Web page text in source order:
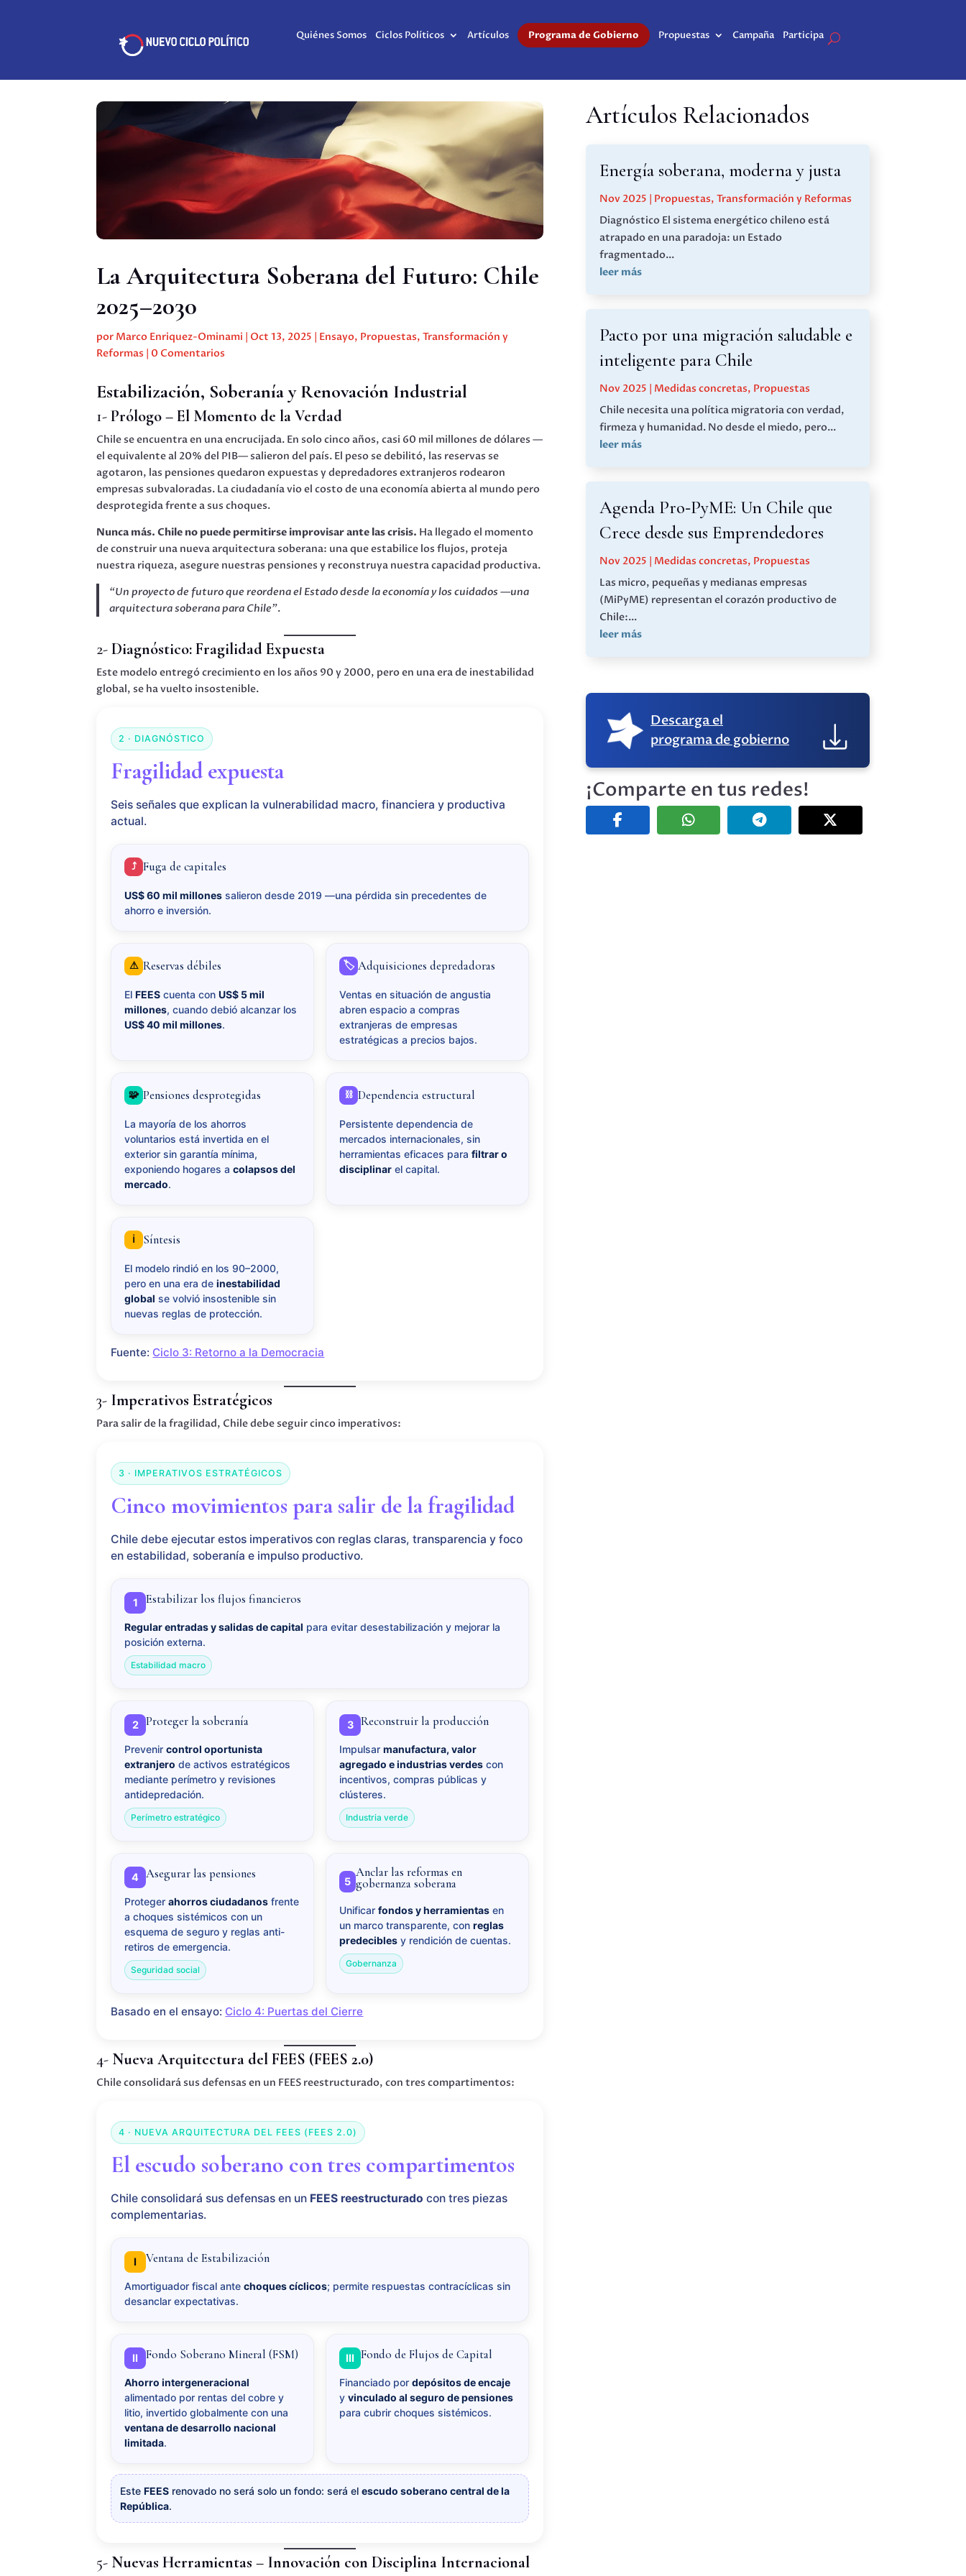
Quiénes Somos Ciclos Políticos Artículos Programa de Gobierno Propuestas Campaña Participa
La Arquitectura Soberana del Futuro: Chile
2025–2030
por Marco Enriquez-Ominami | Oct 13, 2025 | Ensayo, Propuestas,Transformación y
Reformas | 0 Comentarios
Estabilización, Soberanía y Renovación Industrial
1-Prólogo – El Momento de la Verdad
Chile se encuentra en una encrucijada. En solo cinco años, casi 60 mil millones de dólares —
el equivalente al 20% del PIB— salieron del país. El peso se debilitó, las reservas se
agotaron, las pensiones quedaron expuestas y depredadores extranjeros rodearon
empresas subvaloradas. La ciudadanía vio el costo de una economía abierta al mundo pero
desprotegida frente a sus choques.
Nunca más. Chile no puede permitirse improvisar ante las crisis. Ha llegado el momento
de construir una nueva arquitectura soberana: una que estabilice los flujos, proteja
nuestra riqueza, asegure nuestras pensiones y reconstruya nuestra capacidad productiva.
“Un proyecto de futuro que reordena el Estado desde la economía y los cuidados —una
arquitectura soberana para Chile”.
2-Diagnóstico: Fragilidad Expuesta
Este modelo entregó crecimiento en los años 90 y 2000, pero en una era de inestabilidad
global, se ha vuelto insostenible.
2 · DIAGNÓSTICO
Fragilidad expuesta
Seis señales que explican la vulnerabilidad macro, financiera y productiva
actual.
⤴︎ Fuga de capitales
US$ 60 mil millones salieron desde 2019 —una pérdida sin precedentes de
ahorro e inversión.
⚠︎ Reservas débiles
ElFEES cuenta conUS$ 5 mil
millones, cuando debió alcanzar los
US$ 40 mil millones.
🏷️ Adquisiciones depredadoras
Ventas en situación de angustia
abren espacio a compras
extranjeras de empresas
estratégicas a precios bajos.
🧩 Pensiones desprotegidas
La mayoría de los ahorros
voluntarios está invertida en el
exterior sin garantía mínima,
exponiendo hogares acolapsos del
mercado.
⛓️ Dependencia estructural
Persistente dependencia de
mercados internacionales, sin
herramientas eficaces parafiltrar o
disciplinar el capital.
ℹ︎ Síntesis
El modelo rindió en los 90–2000,
pero en una era deinestabilidad
global se volvió insostenible sin
nuevas reglas de protección.
Fuente: Ciclo 3: Retorno a la Democracia
3- Imperativos Estratégicos
Para salir de la fragilidad, Chile debe seguir cinco imperativos:
3 · IMPERATIVOS ESTRATÉGICOS
Cinco movimientos para salir de la fragilidad
Chile debe ejecutar estos imperativos con reglas claras, transparencia y foco
en estabilidad, soberanía e impulso productivo.
1 Estabilizar los flujos financieros
Regular entradas y salidas de capital para evitar desestabilización y mejorar la
posición externa.
Estabilidad macro
2 Proteger la soberanía
Prevenircontrol oportunista
extranjero de activos estratégicos
mediante perímetro y revisiones
antidepredación.
Perímetro estratégico
3 Reconstruir la producción
Impulsarmanufactura, valor
agregado e industrias verdes con
incentivos, compras públicas y
clústeres.
Industria verde
4 Asegurar las pensiones
Protegerahorros ciudadanos frente
a choques sistémicos con un
esquema de seguro y reglas anti-
retiros de emergencia.
Seguridad social
5
Anclar las reformas en
gobernanza soberana
Unificarfondos y herramientas en
un marco transparente, conreglas
predecibles y rendición de cuentas.
Gobernanza
Basado en el ensayo: Ciclo 4: Puertas del Cierre
4- Nueva Arquitectura del FEES (FEES 2.0)
Chile consolidará sus defensas en un FEES reestructurado, con tres compartimentos:
4 · NUEVA ARQUITECTURA DEL FEES (FEES 2.0)
El escudo soberano con tres compartimentos
Chile consolidará sus defensas en un FEES reestructurado con tres piezas
complementarias.
I Ventana de Estabilización
Amortiguador fiscal antechoques cíclicos; permite respuestas contracíclicas sin
desanclar expectativas.
II Fondo Soberano Mineral (FSM)
Ahorro intergeneracional
alimentado por rentas del cobre y
litio, invertido globalmente con una
ventana de desarrollo nacional
limitada.
III Fondo de Flujos de Capital
Financiado pordepósitos de encaje
yvinculado al seguro de pensiones
para cubrir choques sistémicos.
EsteFEES renovado no será solo un fondo: será elescudo soberano central de la
República.
5- Nuevas Herramientas – Innovación con Disciplina Internacional
Artículos Relacionados
Energía soberana, moderna y justa
Nov 2025 Propuestas, Transformación y Reformas
Diagnóstico El sistema energético chileno está
atrapado en una paradoja: un Estado
fragmentado...
leer más
Pacto por una migración saludable e
inteligente para Chile
Nov 2025 Medidas concretas, Propuestas
Chile necesita una política migratoria con verdad,
firmeza y humanidad. No desde el miedo, pero...
leer más
Agenda Pro‑PyME: Un Chile que
Crece desde sus Emprendedores
Nov 2025 Medidas concretas, Propuestas
Las micro, pequeñas y medianas empresas
(MiPyME) representan el corazón productivo de
Chile:...
leer más
Descarga el
programa de gobierno
¡Comparte en tus redes!